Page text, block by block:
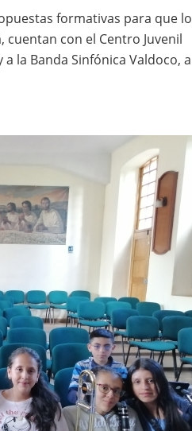
formativas para que
cuentan con el Centro Juvenil
la Banda Sinfónica Valdoco, a